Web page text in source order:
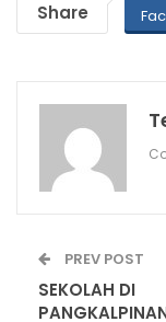
Share
PREV POST
SEKOLAH DI